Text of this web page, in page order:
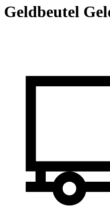
Geldbeutel